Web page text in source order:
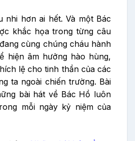
nhi hơn ai hết. Và một Bác
khắc họa trong từng câu
cùng chúng cháu hành
hiện âm hưởng hào hùng,
lệ cho tinh thần của các
ta ngoài chiến trường. Bài
bài hát về Bác Hồ luôn
mỗi ngày kỷ niệm của